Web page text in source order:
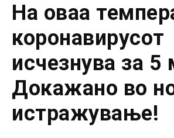
На оваа
коронавирусот
исчезнува за 5
Докажано во
истражување!